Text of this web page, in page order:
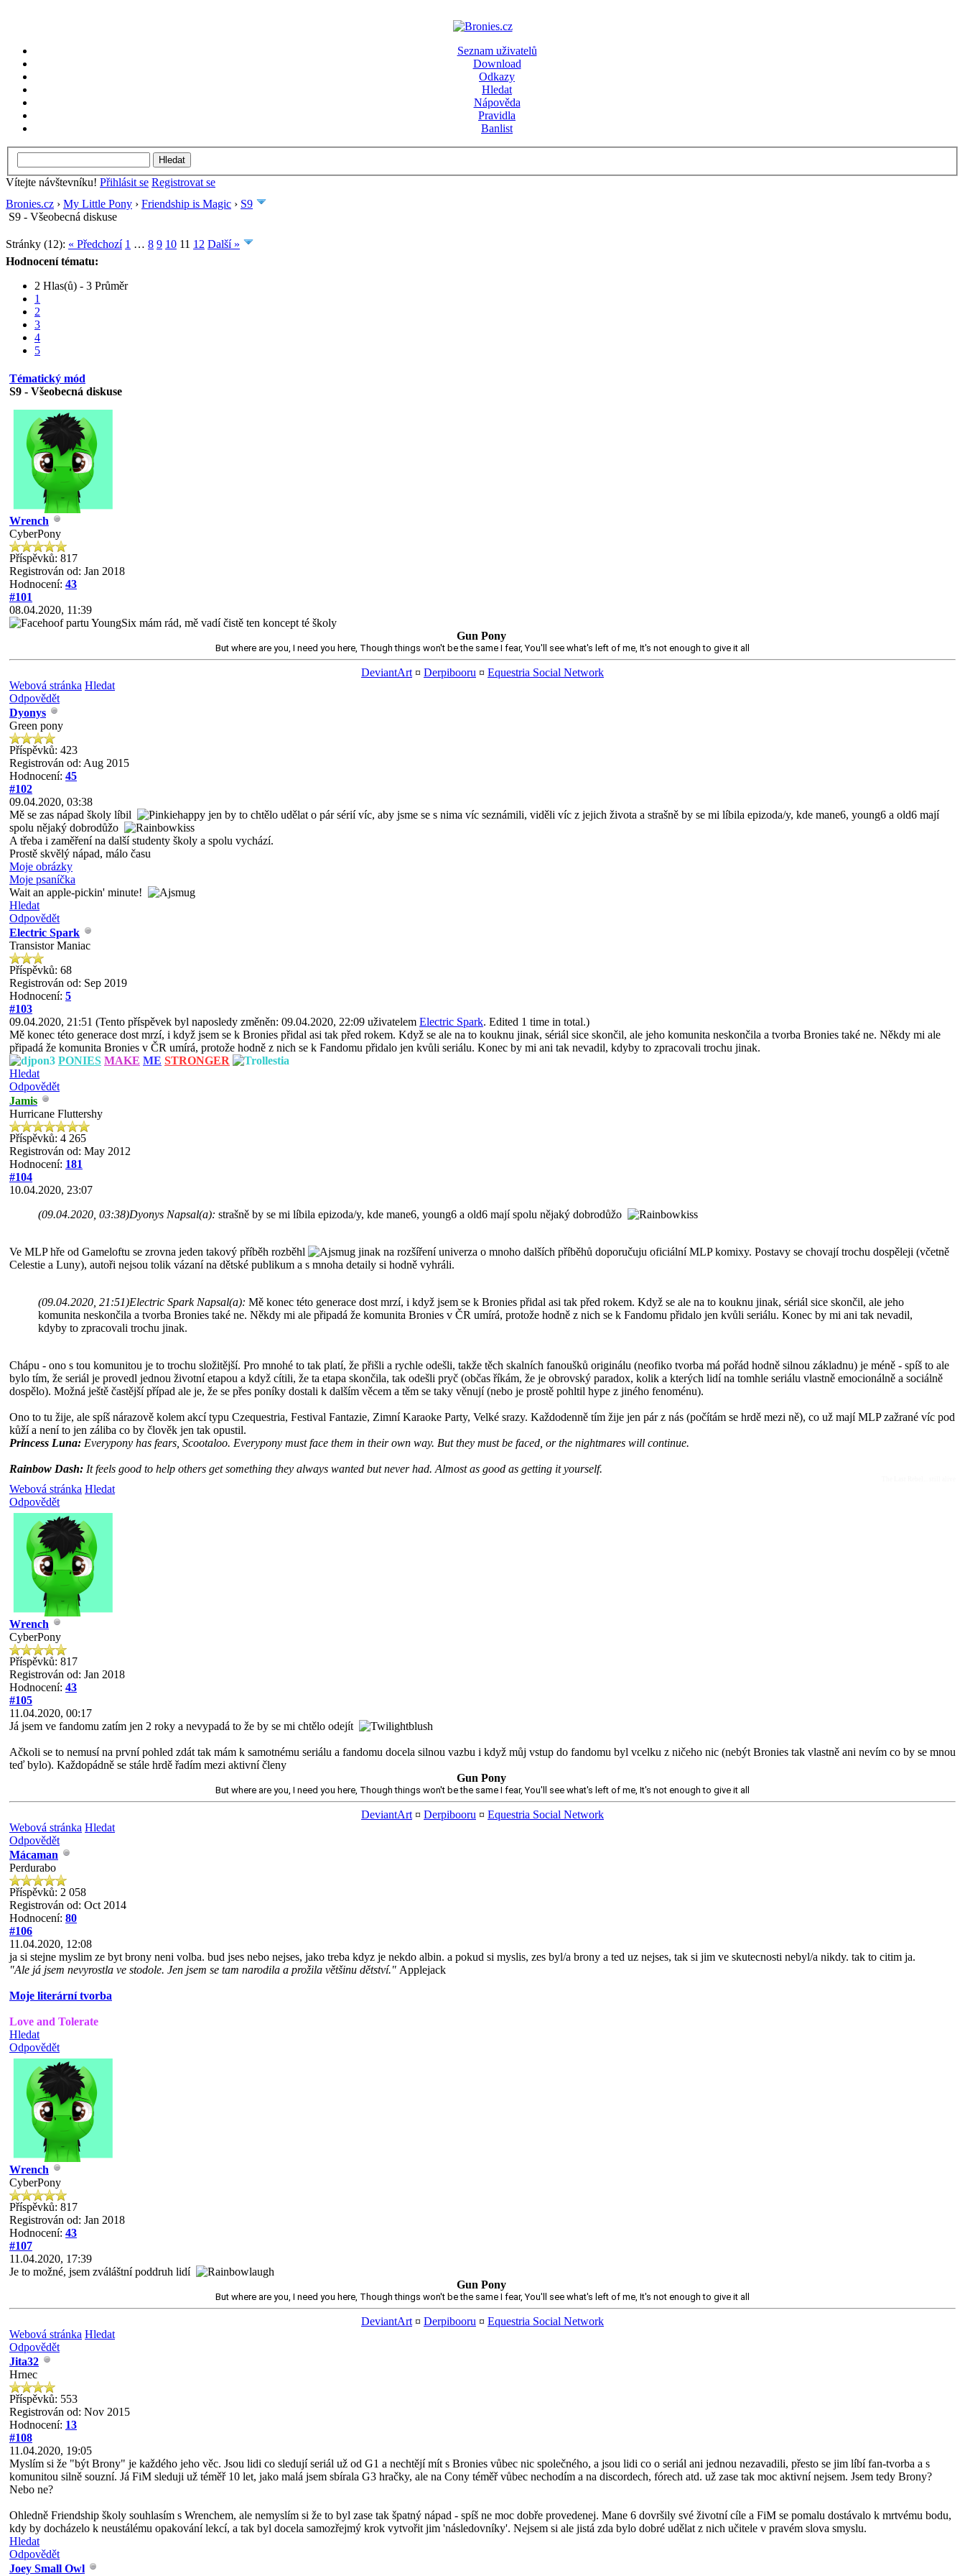
Seznam uživatelů
Download
Odkazy
Hledat
Nápověda
Pravidla
Banlist
Vítejte návštevníku! Přihlásit se Registrovat se
Bronies.cz › My Little Pony › Friendship is Magic › S9
S9 - Všeobecná diskuse
Stránky (12): « Předchozí 1 … 8 9 10 11 12 Další »
Hodnocení tématu:
2 Hlas(ů) - 3 Průměr
1
2
3
4
5
Tématický mód
S9 - Všeobecná diskuse
Wrench
CyberPony
Příspěvků: 817
Registrován od: Jan 2018
Hodnocení: 43
#101
08.04.2020, 11:39
partu YoungSix mám rád, mě vadí čistě ten koncept té školy
Gun Pony
But where are you, I need you here, Though things won't be the same I fear, You'll see what's left of me, It's not enough to give it all
DeviantArt ¤ Derpibooru ¤ Equestria Social Network
Webová stránka Hledat
Odpovědět
Dyonys
Green pony
Příspěvků: 423
Registrován od: Aug 2015
Hodnocení: 45
#102
09.04.2020, 03:38
Mě se zas nápad školy líbil
jen by to chtělo udělat o pár sérií víc, aby jsme se s nima víc seznámili, viděli víc z jejich života a strašně by se mi líbila epizoda/y, kde mane6, young6 a old6 mají
spolu nějaký dobrodůžo
A třeba i zaměření na další studenty školy a spolu vychází.
Prostě skvělý nápad, málo času
Moje obrázky
Moje psaníčka
Wait an apple-pickin' minute!
Hledat
Odpovědět
Electric Spark
Transistor Maniac
Příspěvků: 68
Registrován od: Sep 2019
Hodnocení: 5
#103
09.04.2020, 21:51 (Tento příspěvek byl naposledy změněn: 09.04.2020, 22:09 uživatelem Electric Spark. Edited 1 time in total.)
Mě konec této generace dost mrzí, i když jsem se k Bronies přidal asi tak před rokem. Když se ale na to kouknu jinak, sériál sice skončil, ale jeho komunita neskončila a tvorba Bronies také ne. Někdy mi ale
připadá že komunita Bronies v ČR umírá, protože hodně z nich se k Fandomu přidalo jen kvůli seriálu. Konec by mi ani tak nevadil, kdyby to zpracovali trochu jinak.
PONIES MAKE ME STRONGER
Hledat
Odpovědět
Jamis
Hurricane Fluttershy
Příspěvků: 4 265
Registrován od: May 2012
Hodnocení: 181
#104
10.04.2020, 23:07
(09.04.2020, 03:38)Dyonys Napsal(a): strašně by se mi líbila epizoda/y, kde mane6, young6 a old6 mají spolu nějaký dobrodůžo
Ve MLP hře od Gameloftu se zrovna jeden takový příběh rozběhl
jinak na rozšíření univerza o mnoho dalších příběhů doporučuju oficiální MLP komixy. Postavy se chovají trochu dospěleji (včetně
Celestie a Luny), autoři nejsou tolik vázaní na dětské publikum a s mnoha detaily si hodně vyhráli.
(09.04.2020, 21:51)Electric Spark Napsal(a): Mě konec této generace dost mrzí, i když jsem se k Bronies přidal asi tak před rokem. Když se ale na to kouknu jinak, sériál sice skončil, ale jeho
komunita neskončila a tvorba Bronies také ne. Někdy mi ale připadá že komunita Bronies v ČR umírá, protože hodně z nich se k Fandomu přidalo jen kvůli seriálu. Konec by mi ani tak nevadil,
kdyby to zpracovali trochu jinak.
Chápu - ono s tou komunitou je to trochu složitější. Pro mnohé to tak platí, že přišli a rychle odešli, takže těch skalních fanoušků originálu (neofiko tvorba má pořád hodně silnou základnu) je méně - spíš to ale
bylo tím, že seriál je provedl jednou životní etapou a když cítili, že ta etapa skončila, tak odešli pryč (občas říkám, že je obrovský paradox, kolik a kterých lidí na tomhle seriálu vlastně emocionálně a sociálně
dospělo). Možná ještě častější případ ale je, že se přes poníky dostali k dalším věcem a těm se taky věnují (nebo je prostě pohltil hype z jiného fenoménu).
Ono to tu žije, ale spíš nárazově kolem akcí typu Czequestria, Festival Fantazie, Zimní Karaoke Party, Velké srazy. Každodenně tím žije jen pár z nás (počítám se hrdě mezi ně), co už mají MLP zažrané víc pod
kůží a není to jen záliba co by člověk jen tak opustil.
Princess Luna: Everypony has fears, Scootaloo. Everypony must face them in their own way. But they must be faced, or the nightmares will continue.
Rainbow Dash: It feels good to help others get something they always wanted but never had. Almost as good as getting it yourself.
Webová stránka Hledat
Odpovědět
Wrench
CyberPony
Příspěvků: 817
Registrován od: Jan 2018
Hodnocení: 43
#105
11.04.2020, 00:17
Já jsem ve fandomu zatím jen 2 roky a nevypadá to že by se mi chtělo odejít
Ačkoli se to nemusí na první pohled zdát tak mám k samotnému seriálu a fandomu docela silnou vazbu i když můj vstup do fandomu byl vcelku z ničeho nic (nebýt Bronies tak vlastně ani nevím co by se mnou
teď bylo). Každopádně se stále hrdě řadím mezi aktivní členy
Gun Pony
But where are you, I need you here, Though things won't be the same I fear, You'll see what's left of me, It's not enough to give it all
DeviantArt ¤ Derpibooru ¤ Equestria Social Network
Webová stránka Hledat
Odpovědět
Mácaman
Perdurabo
Příspěvků: 2 058
Registrován od: Oct 2014
Hodnocení: 80
#106
11.04.2020, 12:08
ja si stejne myslim ze byt brony neni volba. bud jses nebo nejses, jako treba kdyz je nekdo albin. a pokud si myslis, zes byl/a brony a ted uz nejses, tak si jim ve skutecnosti nebyl/a nikdy. tak to citim ja.
"Ale já jsem nevyrostla ve stodole. Jen jsem se tam narodila a prožila většinu dětství." Applejack
Moje literární tvorba
Love and Tolerate
Hledat
Odpovědět
Wrench
CyberPony
Příspěvků: 817
Registrován od: Jan 2018
Hodnocení: 43
#107
11.04.2020, 17:39
Je to možné, jsem zváláštní poddruh lidí
Gun Pony
But where are you, I need you here, Though things won't be the same I fear, You'll see what's left of me, It's not enough to give it all
DeviantArt ¤ Derpibooru ¤ Equestria Social Network
Webová stránka Hledat
Odpovědět
Jita32
Hrnec
Příspěvků: 553
Registrován od: Nov 2015
Hodnocení: 13
#108
11.04.2020, 19:05
Myslím si že "být Brony" je každého jeho věc. Jsou lidi co sledují seriál už od G1 a nechtějí mít s Bronies vůbec nic společného, a jsou lidi co o seriál ani jednou nezavadili, přesto se jim líbí fan-tvorba a s
komunitou silně souzní. Já FiM sleduji už téměř 10 let, jako malá jsem sbírala G3 hračky, ale na Cony téměř vůbec nechodím a na discordech, fórech atd. už zase tak moc aktivní nejsem. Jsem tedy Brony?
Nebo ne?
Ohledně Friendship školy souhlasím s Wrenchem, ale nemyslím si že to byl zase tak špatný nápad - spíš ne moc dobře provedenej. Mane 6 dovršily své životní cíle a FiM se pomalu dostávalo k mrtvému bodu,
kdy by docházelo k neustálému opakování lekcí, a tak byl docela samozřejmý krok vytvořit jim 'následovníky'. Nejsem si ale jistá zda bylo dobré udělat z nich učitele v pravém slova smyslu.
Hledat
Odpovědět
Joey Small Owl